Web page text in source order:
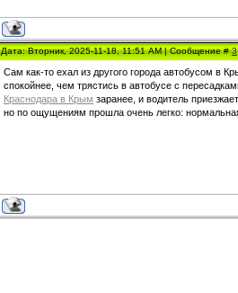
Дата: Вторник, 2025-11-18, 11:51 AM | Сообщение #3
Сам как-то ехал из другого города автобусом в
спокойнее, чем трястись в автобусе с
Краснодара в Крым заранее, и водитель
но по ощущениям прошла очень легко: